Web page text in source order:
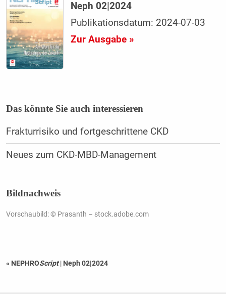
Neph 02|2024
Publikationsdatum: 2024-07-03
Zur Ausgabe »
Das könnte Sie auch interessieren
Frakturrisiko und fortgeschrittene CKD
Neues zum CKD-MBD-Management
Bildnachweis
Vorschaubild: © Prasanth – stock.adobe.com
« NEPHROScript | Neph 02|2024